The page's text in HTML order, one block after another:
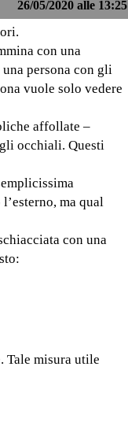
26/05/2020 alle 13:25
con una
persona con gli
vuole solo vedere
affollate –
occhiali. Questi
ma qual
con una
Tale misura utile